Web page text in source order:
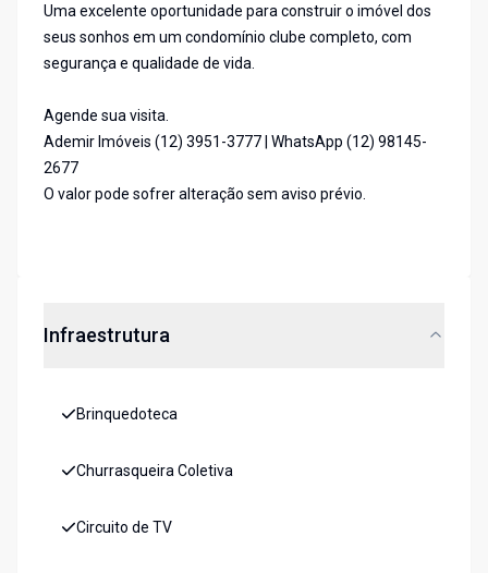
Uma excelente oportunidade para construir o imóvel dos
seus sonhos em um condomínio clube completo, com
segurança e qualidade de vida.
Agende sua visita.
Ademir Imóveis (12) 3951-3777 | WhatsApp (12) 98145-
2677
O valor pode sofrer alteração sem aviso prévio.
Infraestrutura
Brinquedoteca
Churrasqueira Coletiva
Circuito de TV